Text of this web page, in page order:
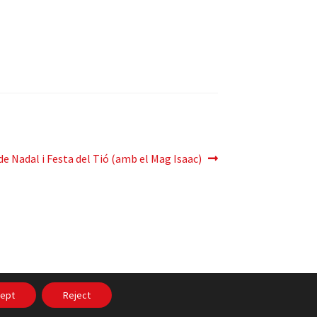
Nadal i Festa del Tió (amb el Mag Isaac)
Reject